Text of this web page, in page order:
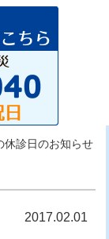
休診日のお知らせ
2017.02.01